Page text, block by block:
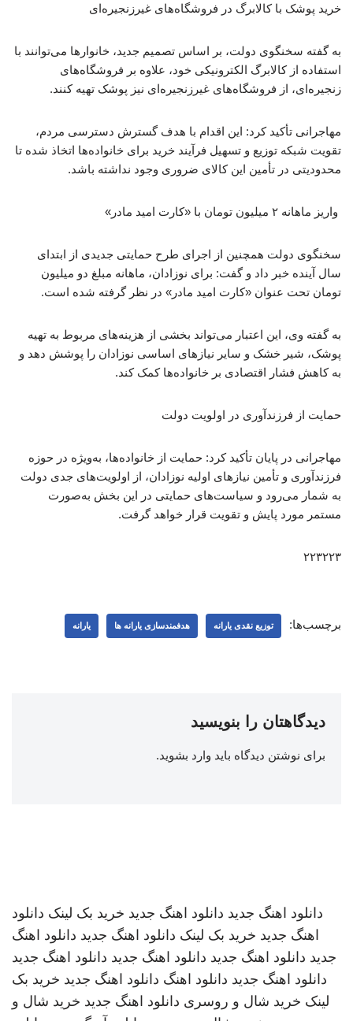
خرید پوشک با کالابرگ در فروشگاه‌های غیرزنجیره‌ای
به گفته سخنگوی دولت، بر اساس تصمیم جدید، خانوارها می‌توانند با
استفاده از کالابرگ الکترونیکی خود، علاوه بر فروشگاه‌های
زنجیره‌ای، از فروشگاه‌های غیرزنجیره‌ای نیز پوشک تهیه کنند.
مهاجرانی تأکید کرد: این اقدام با هدف گسترش دسترسی مردم،
تقویت شبکه توزیع و تسهیل فرآیند خرید برای خانواده‌ها اتخاذ شده تا
محدودیتی در تأمین این کالای ضروری وجود نداشته باشد.
واریز ماهانه ۲ میلیون تومان با «کارت امید مادر»
سخنگوی دولت همچنین از اجرای طرح حمایتی جدیدی از ابتدای
سال آینده خبر داد و گفت: برای نوزادان، ماهانه مبلغ دو میلیون
تومان تحت عنوان «کارت امید مادر» در نظر گرفته شده است.
به گفته وی، این اعتبار می‌تواند بخشی از هزینه‌های مربوط به تهیه
پوشک، شیر خشک و سایر نیازهای اساسی نوزادان را پوشش دهد و
به کاهش فشار اقتصادی بر خانواده‌ها کمک کند.
حمایت از فرزندآوری در اولویت دولت
مهاجرانی در پایان تأکید کرد: حمایت از خانواده‌ها، به‌ویژه در حوزه
فرزندآوری و تأمین نیازهای اولیه نوزادان، از اولویت‌های جدی دولت
به شمار می‌رود و سیاست‌های حمایتی در این بخش به‌صورت
مستمر مورد پایش و تقویت قرار خواهد گرفت.
۲۲۳۲۲۳
برچسب‌ها: توزیع نقدی یارانه هدفمندسازی یارانه ​‌ها یارانه
دیدگاهتان را بنویسید
برای نوشتن دیدگاه باید وارد بشوید.
دانلود اهنگ جدید دانلود اهنگ جدید خرید بک لینک دانلود
اهنگ جدید خرید بک لینک دانلود اهنگ جدید دانلود اهنگ
جدید دانلود اهنگ جدید دانلود اهنگ جدید دانلود اهنگ جدید
دانلود اهنگ جدید دانلود اهنگ دانلود اهنگ جدید خرید بک
لینک خرید شال و روسری دانلود اهنگ جدید خرید شال و